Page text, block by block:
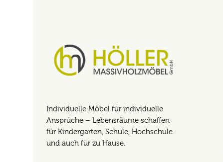
Individuelle Möbel für individuelle
Ansprüche – Lebensräume schaffen
für Kindergarten, Schule, Hochschule
und auch für zu Hause.